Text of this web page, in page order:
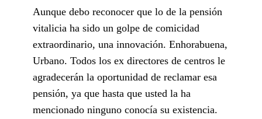
Aunque debo reconocer que lo de la pensión
vitalicia ha sido un golpe de comicidad
extraordinario, una innovación. Enhorabuena,
Urbano. Todos los ex directores de centros le
agradecerán la oportunidad de reclamar esa
pensión, ya que hasta que usted la ha
mencionado ninguno conocía su existencia.